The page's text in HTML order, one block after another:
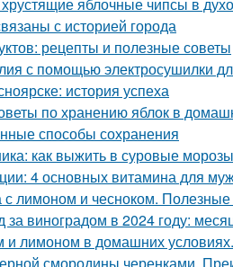
с историей города
рецепты и полезные советы
с помощью электросушилки
история успеха
по хранению яблок в
способы сохранения
как выжить в суровые морозы
4 основных витамина для
с лимоном и чесноком. Полезные
виноградом в 2024 году:
и лимоном в домашних